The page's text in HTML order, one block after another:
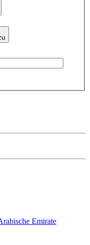
Emirate